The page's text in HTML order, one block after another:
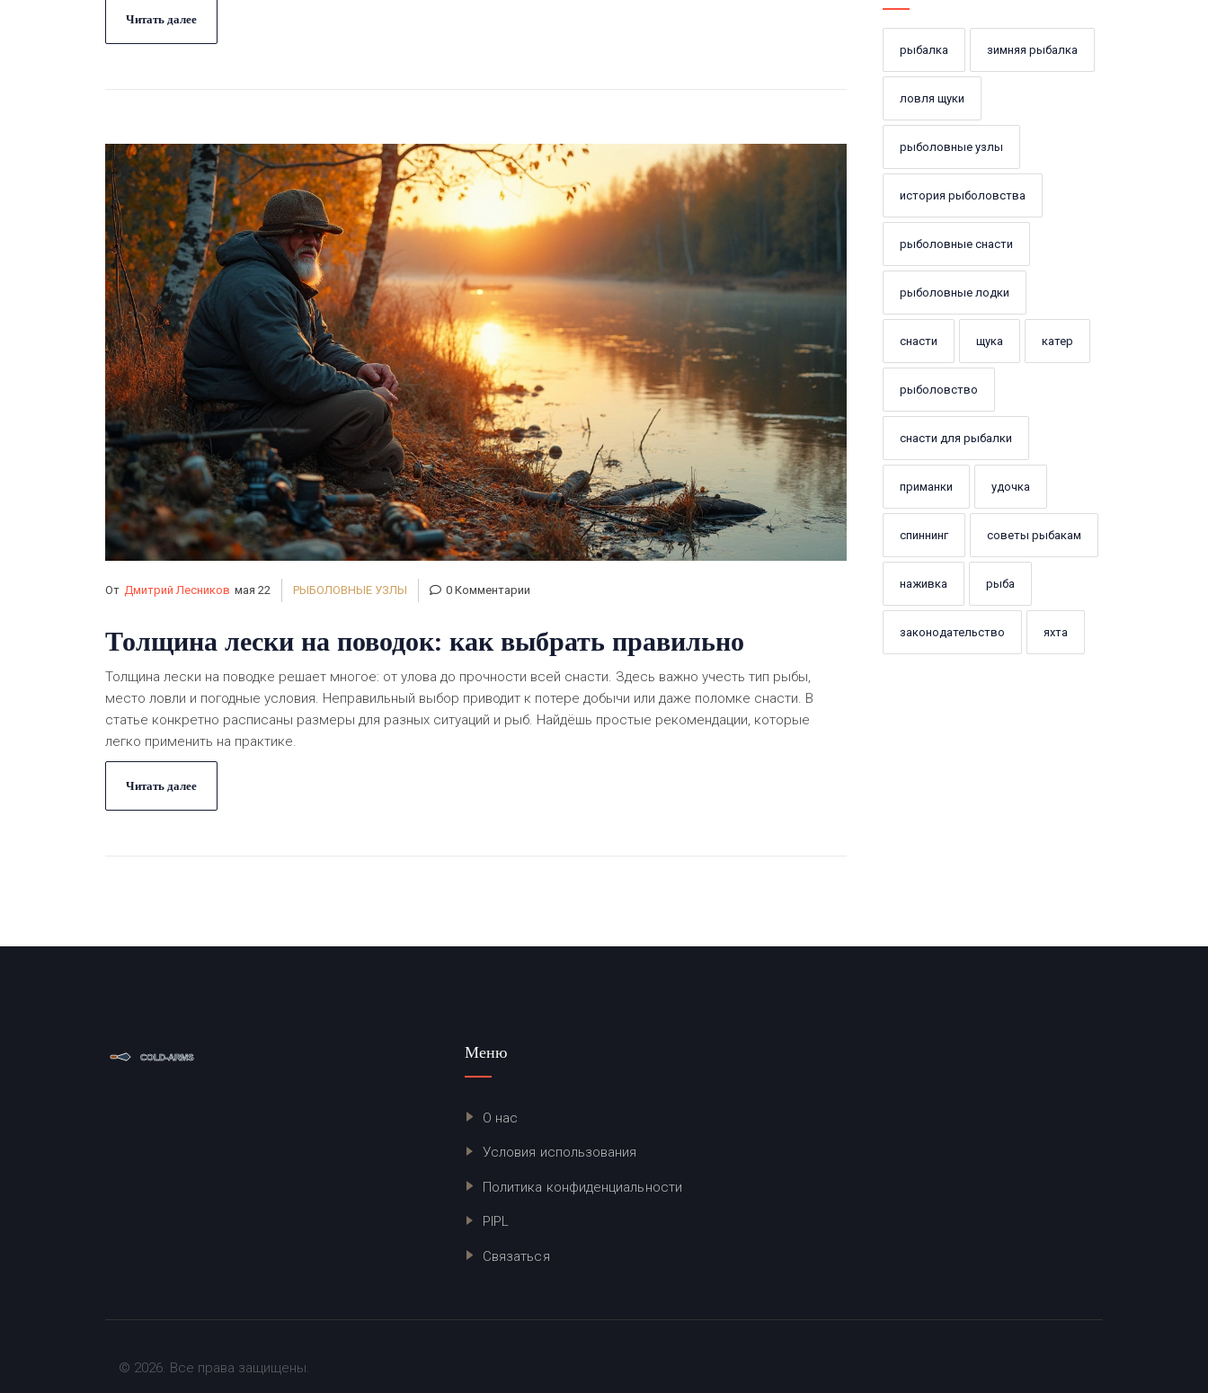
Читать далее
От Дмитрий Лесников мая 22 РЫБОЛОВНЫЕ УЗЛЫ 0 Комментарии
Толщина лески на поводок: как выбрать правильно
Толщина лески на поводке решает многое: от улова до прочности всей снасти. Здесь важно учесть тип рыбы,
место ловли и погодные условия. Неправильный выбор приводит к потере добычи или даже поломке снасти. В
статье конкретно расписаны размеры для разных ситуаций и рыб. Найдёшь простые рекомендации, которые
легко применить на практике.
Читать далее
рыбалка зимняя рыбалка
ловля щуки
рыболовные узлы
история рыболовства
рыболовные снасти
рыболовные лодки
снасти щука катер
рыболовство
снасти для рыбалки
приманки удочка
спиннинг советы рыбакам
наживка рыба
законодательство яхта
Меню
О нас
Условия использования
Политика конфиденциальности
PIPL
Связаться
© 2026. Все права защищены.